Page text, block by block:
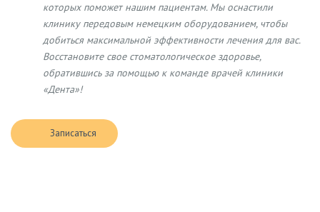
которых поможет нашим пациентам. Мы оснастили
клинику передовым немецким оборудованием, чтобы
добиться максимальной эффективности лечения для вас.
Восстановите свое стоматологическое здоровье,
обратившись за помощью к команде врачей клиники
«Дента»!
Записаться